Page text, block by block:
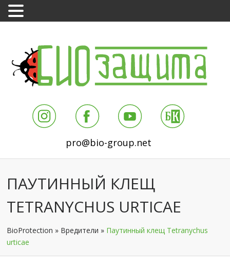
pro@bio-group.net
ПАУТИННЫЙ КЛЕЩ
TETRANYCHUS URTICAE
BioProtection » Вредители » Паутинный клещ Tetranychus
urticae